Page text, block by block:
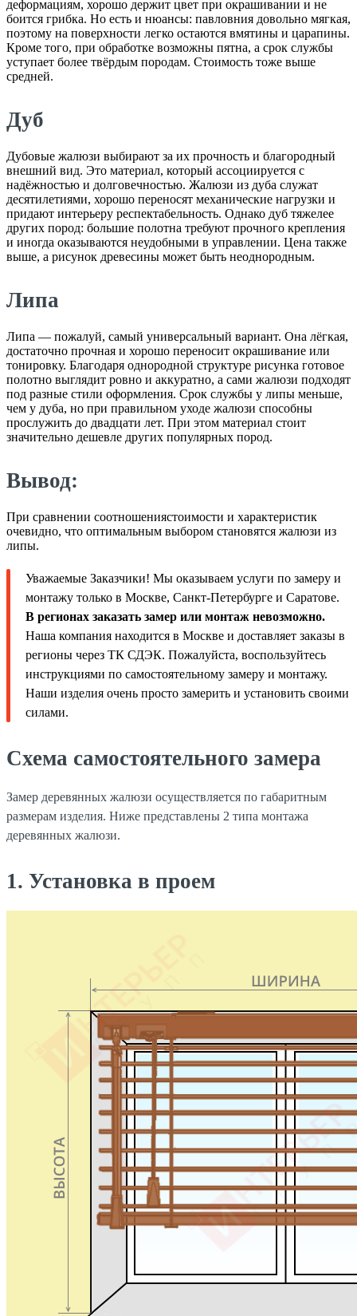
деформациям, хорошо держит цвет при окрашивании и не
боится грибка. Но есть и нюансы: павловния довольно мягкая,
поэтому на поверхности легко остаются вмятины и царапины.
Кроме того, при обработке возможны пятна, а срок службы
уступает более твёрдым породам. Стоимость тоже выше
средней.
Дуб
Дубовые жалюзи выбирают за их прочность и благородный
внешний вид. Это материал, который ассоциируется с
надёжностью и долговечностью. Жалюзи из дуба служат
десятилетиями, хорошо переносят механические нагрузки и
придают интерьеру респектабельность. Однако дуб тяжелее
других пород: большие полотна требуют прочного крепления
и иногда оказываются неудобными в управлении. Цена также
выше, а рисунок древесины может быть неоднородным.
Липа
Липа — пожалуй, самый универсальный вариант. Она лёгкая,
достаточно прочная и хорошо переносит окрашивание или
тонировку. Благодаря однородной структуре рисунка готовое
полотно выглядит ровно и аккуратно, а сами жалюзи подходят
под разные стили оформления. Срок службы у липы меньше,
чем у дуба, но при правильном уходе жалюзи способны
прослужить до двадцати лет. При этом материал стоит
значительно дешевле других популярных пород.
Вывод:
При сравнении соотношениястоимости и характеристик
очевидно, что оптимальным выбором становятся жалюзи из
липы.
Уважаемые Заказчики! Мы оказываем услуги по замеру и
монтажу только в Москве, Санкт-Петербурге и Саратове.
В регионах заказать замер или монтаж невозможно.
Наша компания находится в Москве и доставляет заказы в
регионы через ТК СДЭК. Пожалуйста, воспользуйтесь
инструкциями по самостоятельному замеру и монтажу.
Наши изделия очень просто замерить и установить своими
силами.
Схема самостоятельного замера
Замер деревянных жалюзи осуществляется по габаритным
размерам изделия. Ниже представлены 2 типа монтажа
деревянных жалюзи.
1. Установка в проем